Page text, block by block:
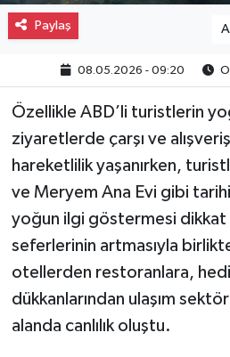
Paylaş A
08.05.2026 - 09:20
Özellikle ABD’li turistlerin
ziyaretlerde çarşı ve
hareketlilik yaşanırken,
ve Meryem Ana Evi gibi
yoğun ilgi göstermesi
seferlerinin artmasıyla
otellerden restoranlara,
dükkanlarından ulaşım
alanda canlılık oluştu.